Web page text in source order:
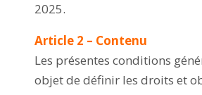
2025.
Article 2 – Contenu
Les présentes conditions
objet de définir les droits et